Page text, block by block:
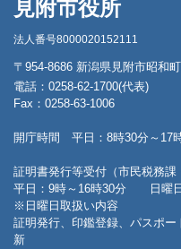
見附市役所
法人番号8000020152111
〒954-8686 新潟県見附市昭和
電話：0258-62-1700(代表)
Fax：0258-63-1006
開庁時間 平日：8時30分～17
証明書発行等受付（市民税務課
平日：9時～16時30分 日曜
※日曜日取扱い内容
証明発行、印鑑登録、パスポ
新